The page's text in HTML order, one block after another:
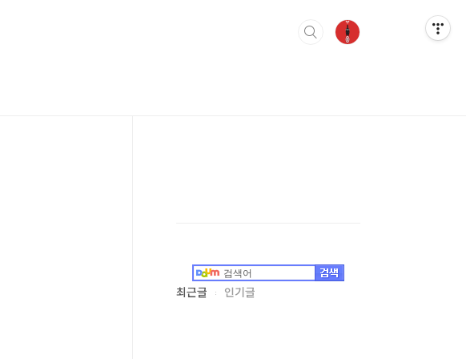
최근글 인기글